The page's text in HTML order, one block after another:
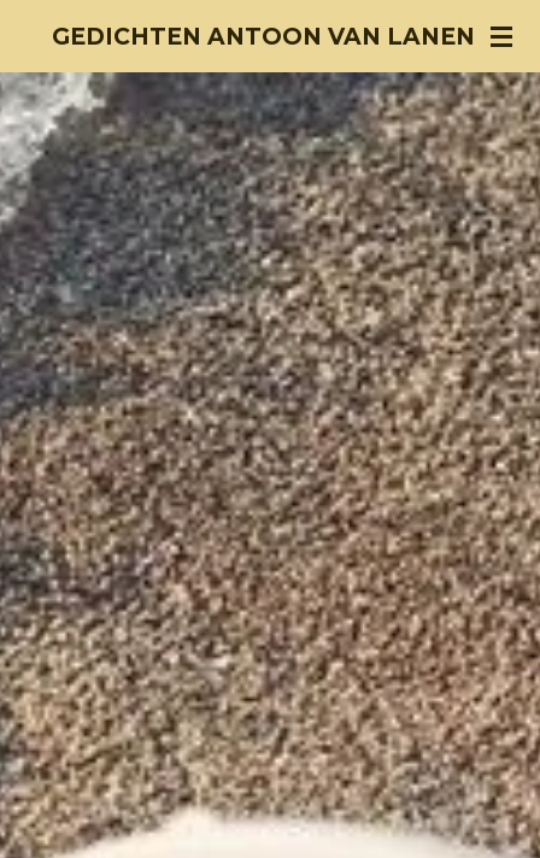
direct
naar
de
hoofdinhoud
GEDICHTEN ANTOON VAN LANEN